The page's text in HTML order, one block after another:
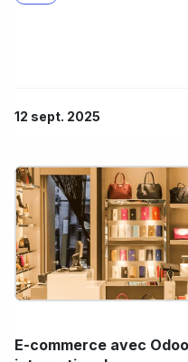
12 sept. 2025
E-commerce avec